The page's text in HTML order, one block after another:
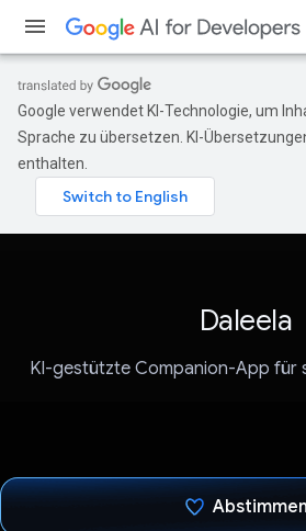
Google verwendet KI-Technologie, um
Sprache zu übersetzen. KI-
enthalten.
Daleela
KI-gestützte Companion-App für
Abstimmen